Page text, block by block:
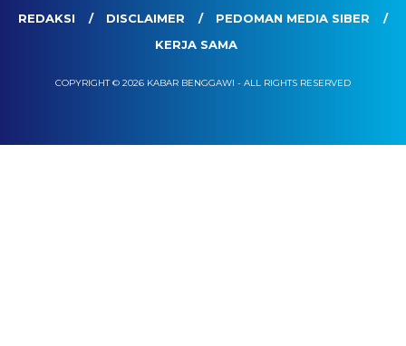
REDAKSI DISCLAIMER
PEDOMAN MEDIA SIBER
KERJA SAMA
COPYRIGHT © 2026 KABAR BENGGAWI - ALL RIGHTS RESERVED